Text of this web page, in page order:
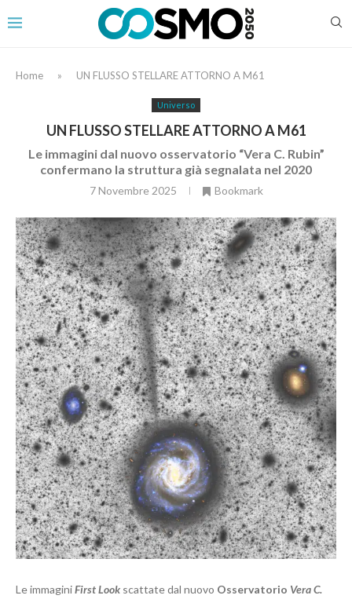
Home » UN FLUSSO STELLARE ATTORNO A M61
Universo
UN FLUSSO STELLARE ATTORNO A M61
Le immagini dal nuovo osservatorio “Vera C. Rubin”
confermano la struttura già segnalata nel 2020
7 Novembre 2025 Bookmark
Le immaginiFirst Look scattate dal nuovo Osservatorio Vera C.